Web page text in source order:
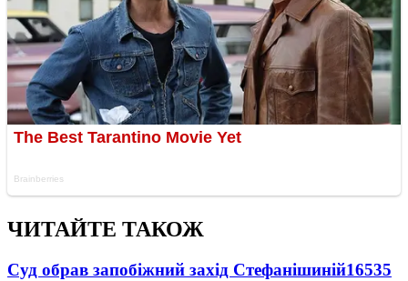
ЧИТАЙТЕ ТАКОЖ
Суд обрав запобіжний захід Стефанішиній16535